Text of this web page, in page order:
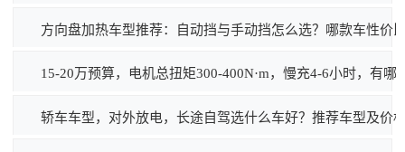
方向盘加热车型推荐：自动挡与手动挡怎么选？哪款车性价
15-20万预算，电机总扭矩300-400N·m，慢充4-6小时，有哪
轿车车型，对外放电，长途自驾选什么车好？推荐车型及价